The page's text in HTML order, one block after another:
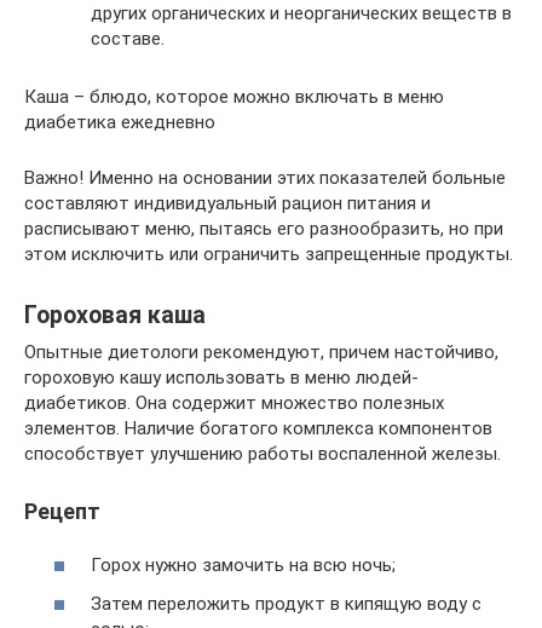
других органических и неорганических веществ в
составе.
Каша – блюдо, которое можно включать в меню
диабетика ежедневно
Важно! Именно на основании этих показателей больные
составляют индивидуальный рацион питания и
расписывают меню, пытаясь его разнообразить, но при
этом исключить или ограничить запрещенные продукты.
Гороховая каша
Опытные диетологи рекомендуют, причем настойчиво,
гороховую кашу использовать в меню людей-
диабетиков. Она содержит множество полезных
элементов. Наличие богатого комплекса компонентов
способствует улучшению работы воспаленной железы.
Рецепт
Горох нужно замочить на всю ночь;
Затем переложить продукт в кипящую воду с